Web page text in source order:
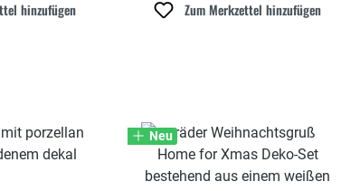
hinzufügen Zum Merkzettel hinzufügen
Neu